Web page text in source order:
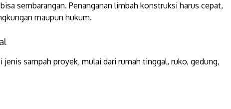
sembarangan. Penanganan limbah konstruksi harus cepat,
maupun hukum.
jenis sampah proyek, mulai dari rumah tinggal, ruko, gedung,